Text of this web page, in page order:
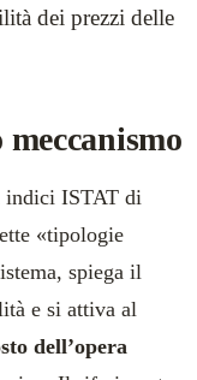
dei prezzi delle
indici ISTAT di
«tipologie
spiega il
e si attiva al
dell’opera